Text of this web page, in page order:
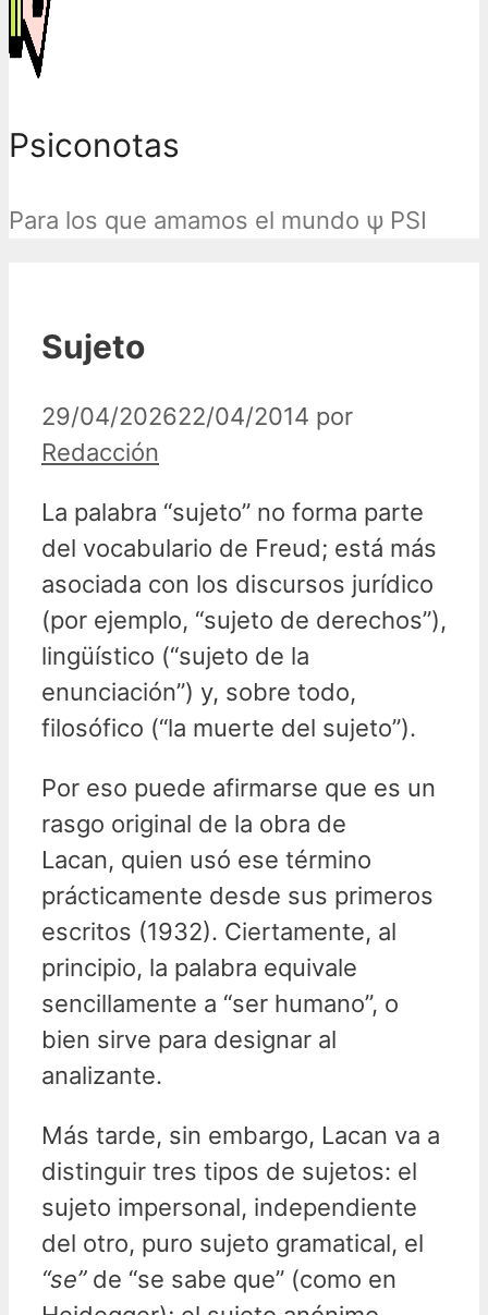
Psiconotas
Para los que amamos el mundo ψ PSI
Sujeto
29/04/202622/04/2014 por
Redacción
La palabra “sujeto” no forma parte
del vocabulario de Freud; está más
asociada con los discursos jurídico
(por ejemplo, “sujeto de derechos”),
lingüístico (“sujeto de la
enunciación”) y, sobre todo,
filosófico (“la muerte del sujeto”).
Por eso puede afirmarse que es un
rasgo original de la obra de
Lacan, quien usó ese término
prácticamente desde sus primeros
escritos (1932). Ciertamente, al
principio, la palabra equivale
sencillamente a “ser humano”, o
bien sirve para designar al
analizante.
Más tarde, sin embargo, Lacan va a
distinguir tres tipos de sujetos: el
sujeto impersonal, independiente
del otro, puro sujeto gramatical, el
“se”de “se sabe que” (como en